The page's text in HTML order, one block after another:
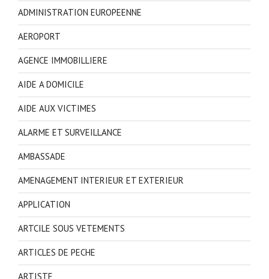
ADMINISTRATION EUROPEENNE
AEROPORT
AGENCE IMMOBILLIERE
AIDE A DOMICILE
AIDE AUX VICTIMES
ALARME ET SURVEILLANCE
AMBASSADE
AMENAGEMENT INTERIEUR ET EXTERIEUR
APPLICATION
ARTCILE SOUS VETEMENTS
ARTICLES DE PECHE
ARTISTE